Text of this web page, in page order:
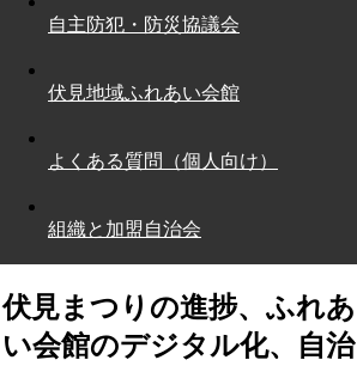
自主防犯・防災協議会
伏見地域ふれあい会館
よくある質問（個人向け）
組織と加盟自治会
伏見まつりの進捗、ふれあ
い会館のデジタル化、自治